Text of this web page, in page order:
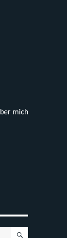
mich
SUCHEN